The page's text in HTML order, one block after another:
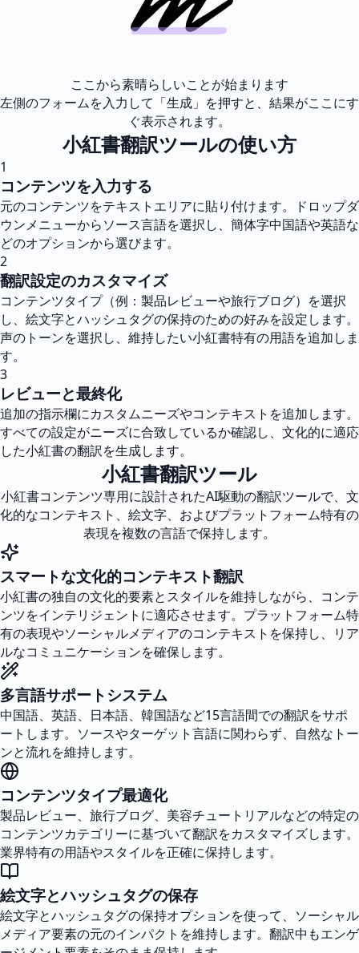
ここから素晴らしいことが始まります
左側のフォームを入力して「生成」を押すと、結果がここにす
ぐ表示されます。
小紅書翻訳ツールの使い方
1
コンテンツを入力する
元のコンテンツをテキストエリアに貼り付けます。ドロップダ
ウンメニューからソース言語を選択し、簡体字中国語や英語な
どのオプションから選びます。
2
翻訳設定のカスタマイズ
コンテンツタイプ（例：製品レビューや旅行ブログ）を選択
し、絵文字とハッシュタグの保持のための好みを設定します。
声のトーンを選択し、維持したい小紅書特有の用語を追加しま
す。
3
レビューと最終化
追加の指示欄にカスタムニーズやコンテキストを追加します。
すべての設定がニーズに合致しているか確認し、文化的に適応
した小紅書の翻訳を生成します。
小紅書翻訳ツール
小紅書コンテンツ専用に設計されたAI駆動の翻訳ツールで、文
化的なコンテキスト、絵文字、およびプラットフォーム特有の
表現を複数の言語で保持します。
スマートな文化的コンテキスト翻訳
小紅書の独自の文化的要素とスタイルを維持しながら、コンテ
ンツをインテリジェントに適応させます。プラットフォーム特
有の表現やソーシャルメディアのコンテキストを保持し、リア
ルなコミュニケーションを確保します。
多言語サポートシステム
中国語、英語、日本語、韓国語など15言語間での翻訳をサポ
ートします。ソースやターゲット言語に関わらず、自然なトー
ンと流れを維持します。
コンテンツタイプ最適化
製品レビュー、旅行ブログ、美容チュートリアルなどの特定の
コンテンツカテゴリーに基づいて翻訳をカスタマイズします。
業界特有の用語やスタイルを正確に保持します。
絵文字とハッシュタグの保存
絵文字とハッシュタグの保持オプションを使って、ソーシャル
メディア要素の元のインパクトを維持します。翻訳中もエンゲ